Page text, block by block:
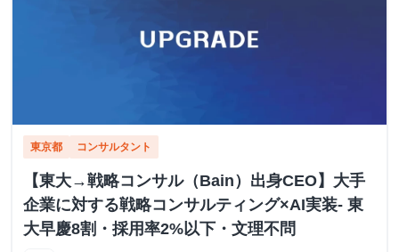
東京都 コンサルタント
【東大→戦略コンサル（Bain）出身CEO】大手
企業に対する戦略コンサルティング×AI実装- 東
大早慶8割・採用率2%以下・文理不問